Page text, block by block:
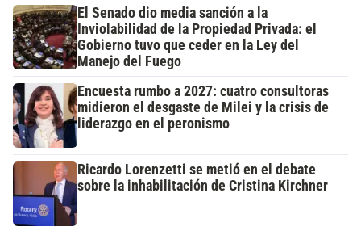
El Senado dio media sanción a la
Inviolabilidad de la Propiedad Privada: el
Gobierno tuvo que ceder en la Ley del
Manejo del Fuego
Encuesta rumbo a 2027: cuatro consultoras
midieron el desgaste de Milei y la crisis de
liderazgo en el peronismo
Ricardo Lorenzetti se metió en el debate
sobre la inhabilitación de Cristina Kirchner